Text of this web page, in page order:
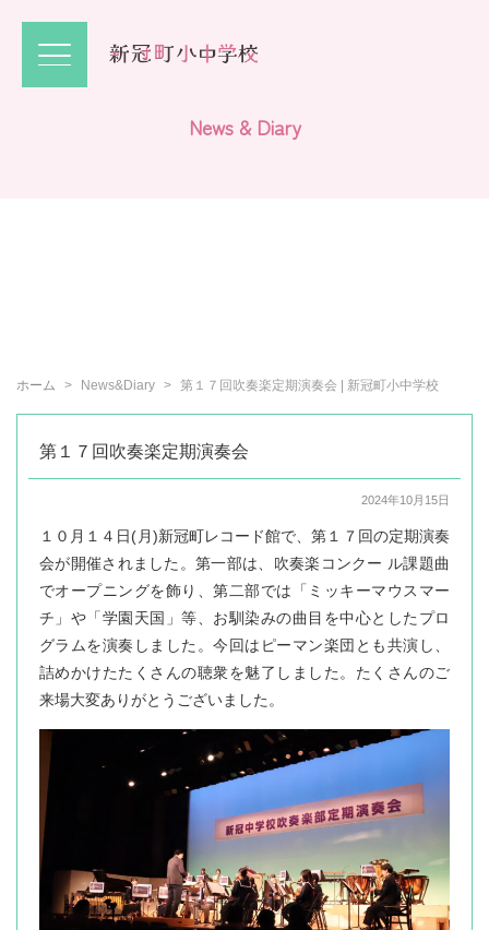
News & Diary
ホーム News&Diary 第１７回吹奏楽定期演奏会 | 新冠町小中学校
第１７回吹奏楽定期演奏会
2024年10月15日
１０月１４日(月)新冠町レコード館で、第１７回の定期演奏
会が開催されました。第一部は、吹奏楽コンクー ル課題曲
でオープニングを飾り、第二部では「ミッキーマウスマー
チ」や「学園天国」等、お馴染みの曲目を中心としたプロ
グラムを演奏しました。今回はピーマン楽団とも共演し、
詰めかけたたくさんの聴衆を魅了しました。たくさんのご
来場大変ありがとうございました。